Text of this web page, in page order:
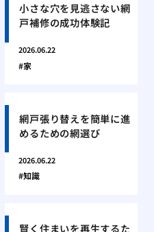
小さな穴を見逃さない網
戸補修の成功体験記
2026.06.22
家
網戸張り替えを簡単に進
めるための網選び
2026.06.22
知識
賢く住まいを再生するた